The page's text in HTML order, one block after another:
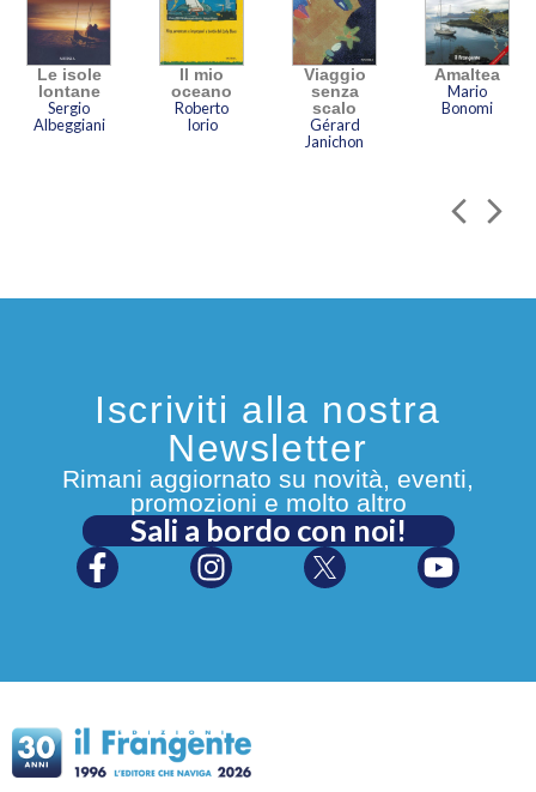
Le isole
lontane
Sergio
Albeggiani
Il mio
oceano
Roberto
Iorio
Viaggio
senza
scalo
Gérard
Janichon
Amaltea
Mario
Bonomi
Iscriviti alla nostra
Newsletter
Rimani aggiornato su novità, eventi,
promozioni e molto altro
Sali a bordo con noi!